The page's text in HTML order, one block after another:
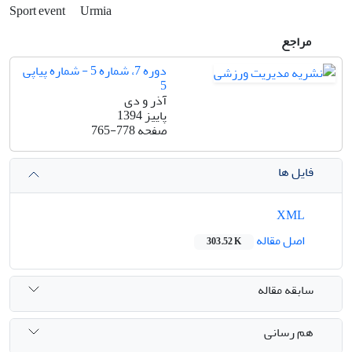
Sport event Urmia
مراجع
دوره 7، شماره 5 - شماره پیاپی
5
آذر و دی
پاییز 1394
صفحه765-778
فایل ها
اصل مقاله
303.52 K
سابقه مقاله
هم رسانی